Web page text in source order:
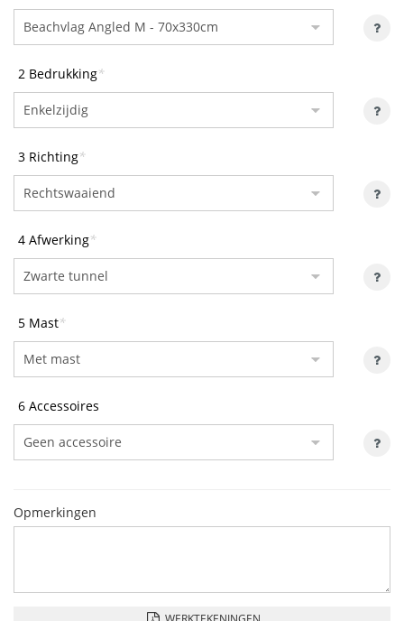
2 Bedrukking*
3 Richting*
4 Afwerking*
5 Mast*
6 Accessoires
Opmerkingen